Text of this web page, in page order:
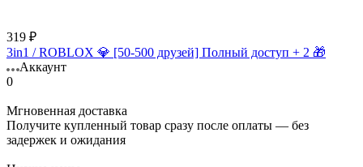
319 ₽
3in1 / ROBLOX 💎 [50-500 друзей] Полный доступ + 2 🎁
Аккаунт
0
Мгновенная доставка
Получите купленный товар сразу после оплаты — без
задержек и ожидания